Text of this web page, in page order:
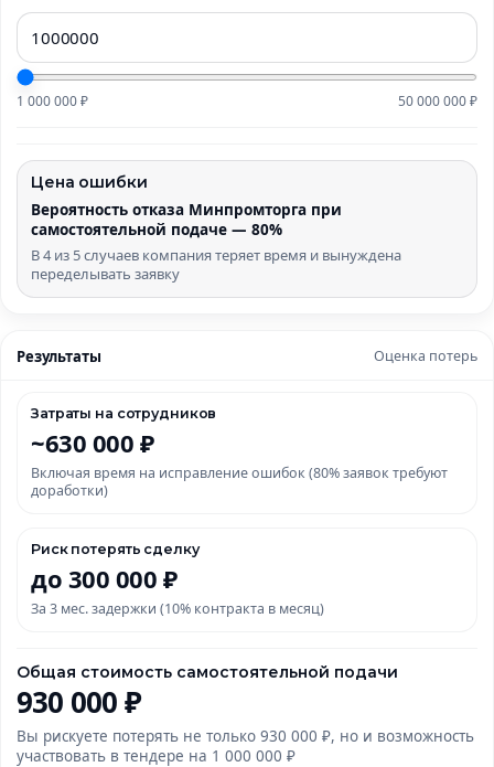
1 000 000 ₽ 50 000 000 ₽
Цена ошибки
Вероятность отказа Минпромторга при
самостоятельной подаче — 80%
В 4 из 5 случаев компания теряет время и вынуждена
переделывать заявку
Результаты Оценка потерь
Затраты на сотрудников
~630 000 ₽
Включая время на исправление ошибок (80% заявок требуют
доработки)
Риск потерять сделку
до 300 000 ₽
За 3 мес. задержки (10% контракта в месяц)
Общая стоимость самостоятельной подачи
930 000 ₽
Вы рискуете потерять не только 930 000 ₽, но и возможность
участвовать в тендере на 1 000 000 ₽